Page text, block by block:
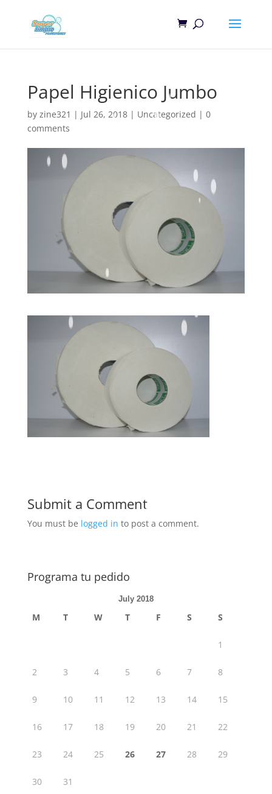
Papel Higienico Jumbo
by zine321 | Jul 26, 2018| Uncategorized | 0
comments
Submit a Comment
You must be logged in to post a comment.
Programa tu pedido
July 2018
M T W T F S S
1
2 3 4 5 6 7 8
9 10 11 12 13 14 15
16 17 18 19 20 21 22
23 24 25 26 27 28 29
30 31